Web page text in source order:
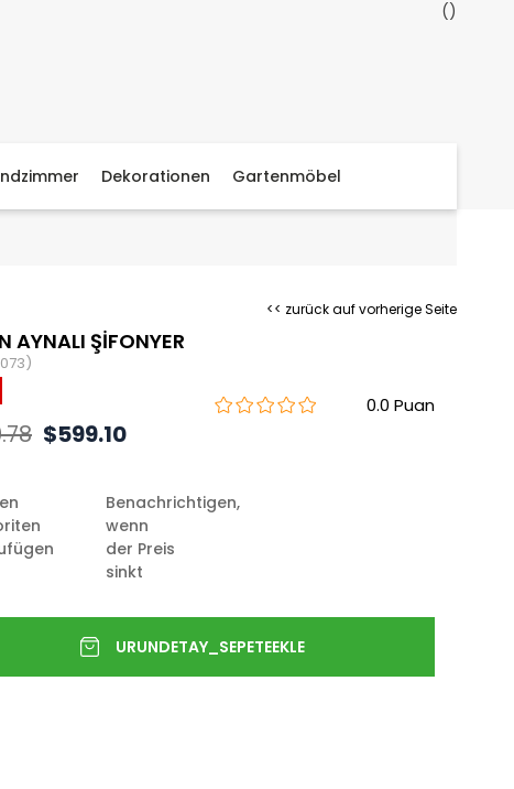
Dekorationen Gartenmöbel
<< zurück auf vorherige Seite
AYNALI ŞİFONYER
0.0
$599.10
Benachrichtigen,
wenn
der Preis
sinkt